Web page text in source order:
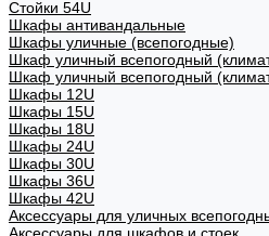
Стойки 54U
Шкафы антивандальные
Шкафы уличные (всепогодные)
Шкаф уличный всепогодный
Шкаф уличный всепогодный
Шкафы 12U
Шкафы 15U
Шкафы 18U
Шкафы 24U
Шкафы 30U
Шкафы 36U
Шкафы 42U
Аксессуары для уличных